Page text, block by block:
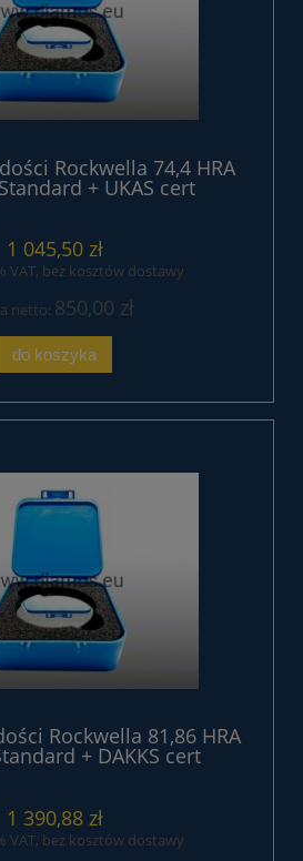
Rockwella 74,4 HRA
+ UKAS cert
1 045,50 zł
VAT, bez kosztów dostawy
netto: 850,00 zł
do koszyka
Rockwella 81,86 HRA
+ DAKKS cert
1 390,88 zł
VAT, bez kosztów dostawy